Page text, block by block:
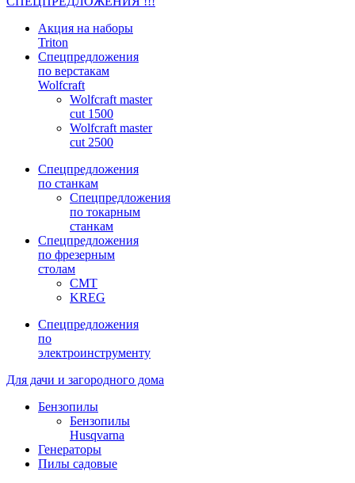
Акция на наборы
Triton
Спецпредложения
по верстакам
Wolfcraft
Wolfcraft master
cut 1500
Wolfcraft master
cut 2500
Спецпредложения
по станкам
Спецпредложения
по токарным
станкам
Спецпредложения
по фрезерным
столам
CMT
KREG
Спецпредложения
по
электроинструменту
Для дачи и загородного дома
Бензопилы
Бензопилы
Husqvarna
Генераторы
Пилы садовые